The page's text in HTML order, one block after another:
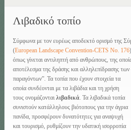
Λιβαδικό τοπίο
Σύμφωνα με τον ευρέως αποδεκτό ορισμό της
(European Landscape Convention-CETS No. 176
όπως γίνεται αντιληπτή από ανθρώπους, της
αποτέλεσμα της δράσης και αλληλεπίδρασης
παραγόντων”.Τα τοπία που έχουν στοιχεία τα
οποία συνδέονται με τα λιβάδια και τη χρήση
τους ονομάζονταιλιβαδικά. Τα λιβαδικά τοπία
συνιστούν κατάλληλους βιότοπους για την άγρια
πανίδα, προσφέρουν δυνατότητες για αναψυχή
και τουρισμό, ρυθμίζουν την υδατική ισορροπία